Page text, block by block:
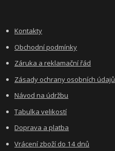
Kontakty
Obchodní podmínky
Záruka a reklamační řád
Zásady ochrany osobních údajů
Návod na údržbu
Tabulka velikostí
Doprava a platba
Vrácení zboží do 14 dnů